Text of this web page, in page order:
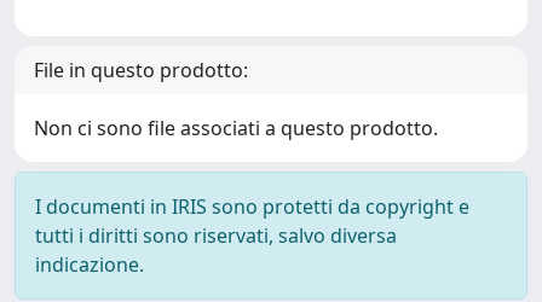
File in questo prodotto:
Non ci sono file associati a questo prodotto.
I documenti in IRIS sono protetti da copyright e
tutti i diritti sono riservati, salvo diversa
indicazione.